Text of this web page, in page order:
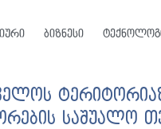
ბიზნესი
საშუალო